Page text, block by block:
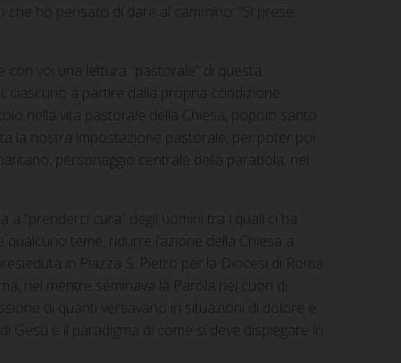
ho pensato di dare al cammino: “Si prese
con voi una lettura “pastorale” di questa
a partire dalla propria condizione:
nella vita pastorale della Chiesa, popolo santo
la nostra impostazione pastorale, per poter poi
personaggio centrale della parabola, nei
“prenderci cura” degli uomini tra i quali ci ha
teme, ridurre l’azione della Chiesa a
in Piazza S. Pietro per la Diocesi di Roma
nel mentre seminava la Parola nei cuori di
di quanti versavano in situazioni di dolore e
è il paradigma di come si deve dispiegare in